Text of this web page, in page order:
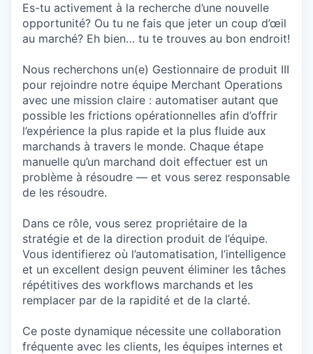
Es-tu activement à la recherche d’une nouvelle
opportunité? Ou tu ne fais que jeter un coup d’œil
au marché? Eh bien… tu te trouves au bon endroit!
Nous recherchons un(e) Gestionnaire de produit III
pour rejoindre notre équipe Merchant Operations
avec une mission claire : automatiser autant que
possible les frictions opérationnelles afin d’offrir
l’expérience la plus rapide et la plus fluide aux
marchands à travers le monde. Chaque étape
manuelle qu’un marchand doit effectuer est un
problème à résoudre — et vous serez responsable
de les résoudre.
Dans ce rôle, vous serez propriétaire de la
stratégie et de la direction produit de l’équipe.
Vous identifierez où l’automatisation, l’intelligence
et un excellent design peuvent éliminer les tâches
répétitives des workflows marchands et les
remplacer par de la rapidité et de la clarté.
Ce poste dynamique nécessite une collaboration
fréquente avec les clients, les équipes internes et